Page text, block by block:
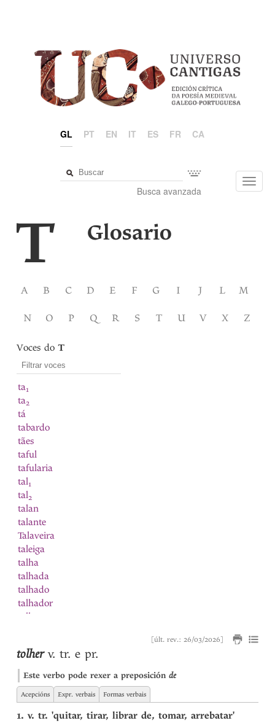
GL PT EN IT ES FR CA
Busca avanzada
T Glosario
A B C D E F G I J L M
N O P Q R S T U V X Z
Voces doT
ta1
ta2
tá
tabardo
tães
taful
tafularia
tal1
tal2
talan
talante
Talaveira
taleiga
talha
talhada
talhado
talhador
talhar
tamanho
tamanna
tamanno
Tamariz
tamben
[últ. rev.: 26/03/2026]
tolher v. tr. e pr.
Este verbo pode rexer a preposiciónde
Acepcións Expr. verbais Formas verbais
1. v. tr. 'quitar, tirar, librar de, tomar, arrebatar'